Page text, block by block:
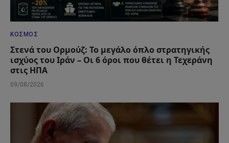
ΚΌΣΜΟΣ
Στενά του Ορμούζ: Το μεγάλο όπλο στρατηγικής
ισχύος του Ιράν – Οι 6 όροι που θέτει η Τεχεράνη
στις ΗΠΑ
09/08/2026